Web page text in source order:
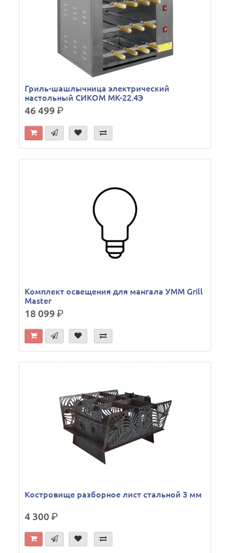
Гриль-шашлычница электрический
настольный СИКОМ МК-22.4Э
46 499р.
Комплект освещения для мангала УММ Grill
Master
18 099р.
Костровище разборное лист стальной 3 мм
4 300р.